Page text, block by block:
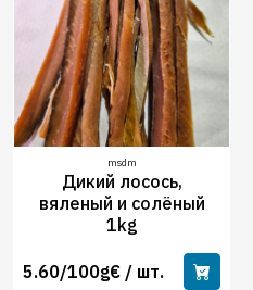
msdm
Дикий лосось,
вяленый и солёный
1kg
5.60/100g€ / шт.